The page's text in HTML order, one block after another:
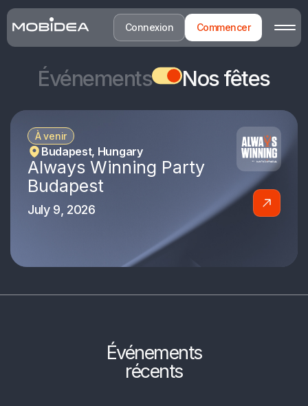
Connexion Commencer
Événements Nos fêtes
À venir
Budapest, Hungary
Always Winning Party
Budapest
July 9, 2026
Événements
récents